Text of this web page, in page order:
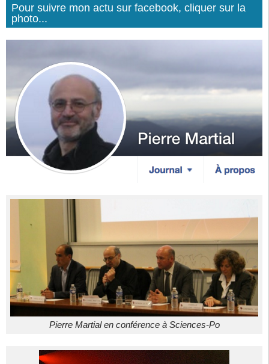
Pour suivre mon actu sur facebook, cliquer sur la
photo...
Pierre Martial en conférence à Sciences-Po